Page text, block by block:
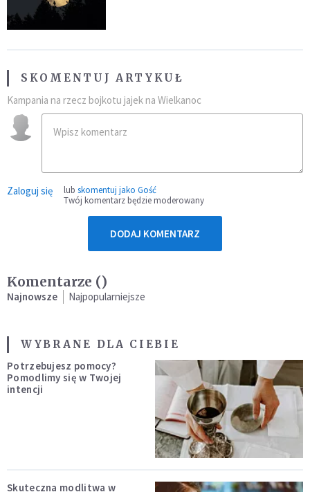
SKOMENTUJ ARTYKUŁ
Kampania na rzecz bojkotu jajek na Wielkanoc
Zaloguj się lub skomentuj jako Gość
Twój komentarz będzie moderowany
DODAJ KOMENTARZ
Komentarze ()
Najnowsze Najpopularniejsze
WYBRANE DLA CIEBIE
Potrzebujesz pomocy?
Pomodlimy się w Twojej
intencji
Skuteczna modlitwa w